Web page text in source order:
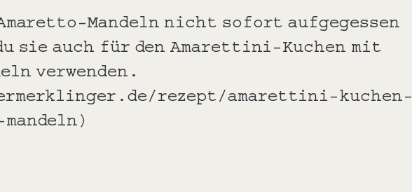
Mandeln nicht sofort aufgegessen
sie auch für den Amarettini-Kuchen mit
verwenden.
rezept/amarettini-kuchen-